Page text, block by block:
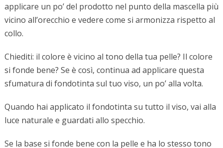
applicare un po’ del prodotto nel punto della mascella più
vicino all’orecchio e vedere come si armonizza rispetto al
collo.
Chiediti: il colore è vicino al tono della tua pelle? Il colore
si fonde bene? Se è così, continua ad applicare questa
sfumatura di fondotinta sul tuo viso, un po’ alla volta.
Quando hai applicato il fondotinta su tutto il viso, vai alla
luce naturale e guardati allo specchio.
Se la base si fonde bene con la pelle e ha lo stesso tono